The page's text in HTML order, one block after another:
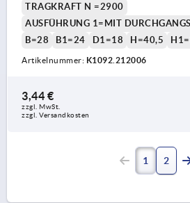
TRAGKRAFT N =2900
AUSFÜHRUNG 1=MIT
B=28
B1=24 D1=18 H=40,5
Artikelnummer: K1092.212006
3,44 €
zzgl. MwSt.
zzgl. Versandkosten
1 2